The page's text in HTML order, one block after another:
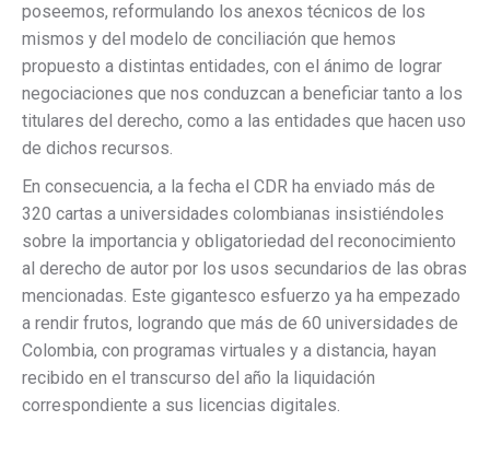
poseemos, reformulando los anexos técnicos de los
mismos y del modelo de conciliación que hemos
propuesto a distintas entidades, con el ánimo de lograr
negociaciones que nos conduzcan a beneficiar tanto a los
titulares del derecho, como a las entidades que hacen uso
de dichos recursos.
En consecuencia, a la fecha el CDR ha enviado más de
320 cartas a universidades colombianas insistiéndoles
sobre la importancia y obligatoriedad del reconocimiento
al derecho de autor por los usos secundarios de las obras
mencionadas. Este gigantesco esfuerzo ya ha empezado
a rendir frutos, logrando que más de 60 universidades de
Colombia, con programas virtuales y a distancia, hayan
recibido en el transcurso del año la liquidación
correspondiente a sus licencias digitales.